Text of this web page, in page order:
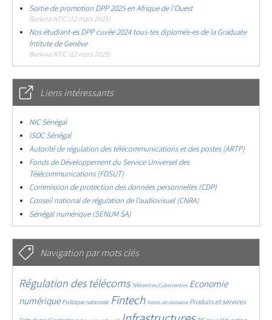
Sortie de promotion DPP 2025 en Afrique de l’Ouest
Burkina NTIC (12 mars 2025)
Nos étudiant-es DPP cuvée 2024 tous-tes diplomés-es de la Graduate
Intitute de Genève
Burkina NTIC (12 mars 2025)
Liens intéressants
NIC Sénégal
ISOC Sénégal
Autorité de régulation des télécommunications et des postes (ARTP)
Fonds de Développement du Service Universel des
Télécommunications (FDSUT)
Commission de protection des données personnelles (CDP)
Conseil national de régulation de l’audiovisuel (CNRA)
Sénégal numérique (SENUM SA)
Navigation par mots clés
4622/5560
Régulation des télécoms
346/5560 Télécentres/Cybercentres
3688/5560
Economie
numérique
1834/5560 Politique nationale
5178/5560 Fintech
678/5560 Noms de domaine
2404/5560 Produits et services
1553/5560